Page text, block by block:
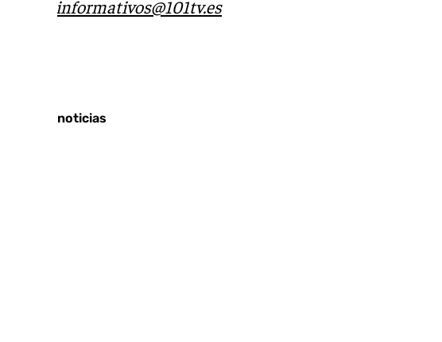
informativos@101tv.es
Últimas noticias